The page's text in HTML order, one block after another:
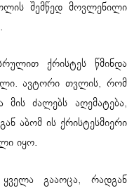
შემწედ მოვლენილი
ქრისტეს წმინდა
ავტორი თვლის, რომ
მის ძალებს აღემატება,
აბომ ის ქრისტესმიერი
იყო.
ყველა გააოცა, რადგან